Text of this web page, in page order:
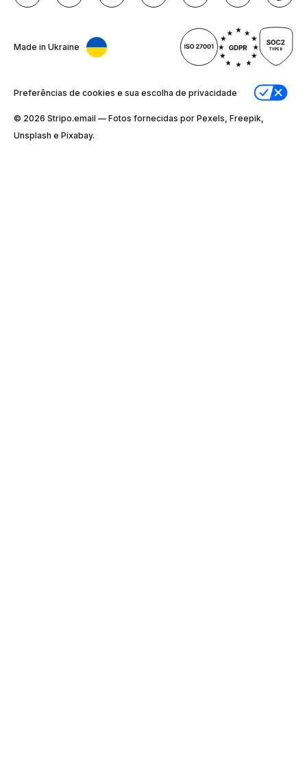
Made in Ukraine
Preferências de cookies e sua escolha de privacidade
© 2026 Stripо.email — Fotos fornecidas por Pexels, Freepik,
Unsplash e Pixabay.